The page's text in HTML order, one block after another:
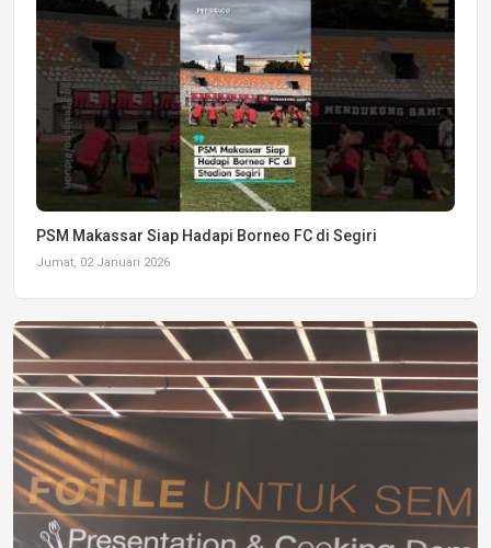
PSM Makassar Siap Hadapi Borneo FC di Segiri
Jumat, 02 Januari 2026